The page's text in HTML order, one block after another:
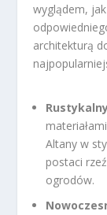
wyglądem,
architekturą
Altany w
postaci
ogrodów.